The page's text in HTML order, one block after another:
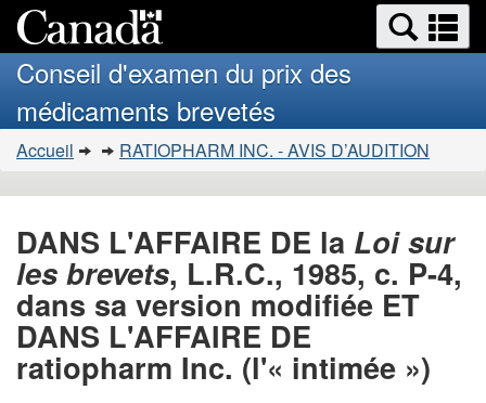
au
contenu
principal
HTML
simplifiée
Search
and
menus
Conseil d'examen du prix des
médicaments brevetés
Vous
�tes
ici
Accueil RATIOPHARM INC. - AVIS D’AUDITION
DANS L'AFFAIRE DE la Loi sur
les brevets, L.R.C., 1985, c. P-4,
dans sa version modifiée ET
DANS L'AFFAIRE DE
ratiopharm Inc. (l'« intimée »)